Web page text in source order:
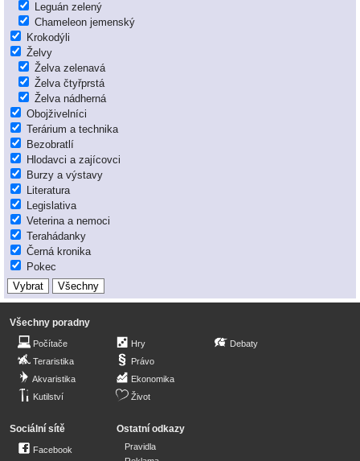
Leguán zelený
Chameleon jemenský
Krokodýli
Želvy
Želva zelenavá
Želva čtyřprstá
Želva nádherná
Obojživelníci
Terárium a technika
Bezobratlí
Hlodavci a zajícovci
Burzy a výstavy
Literatura
Legislativa
Veterina a nemoci
Terahádanky
Černá kronika
Pokec
Všechny poradny
Počítače
Teraristika
Akvaristika
Kutilství
Hry
Právo
Ekonomika
Život
Debaty
Sociální sítě
Facebook
Ostatní odkazy
Pravidla